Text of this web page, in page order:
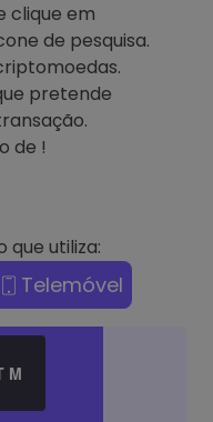
clique em
de pesquisa.
pretende
de !
que utiliza:
Telemóvel